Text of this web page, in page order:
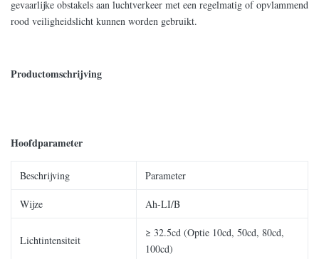
gevaarlijke obstakels aan luchtverkeer met een regelmatig of opvlammend
rood veiligheidslicht kunnen worden gebruikt.
Productomschrijving
Hoofdparameter
Beschrijving Parameter
Wijze Ah-LI/B
Lichtintensiteit
≥ 32.5cd (Optie 10cd, 50cd, 80cd,
100cd)